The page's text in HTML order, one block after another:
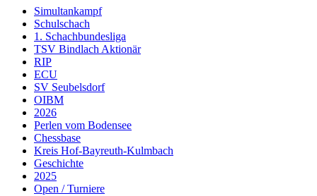
Simultankampf
Schulschach
1. Schachbundesliga
TSV Bindlach Aktionär
RIP
ECU
SV Seubelsdorf
OIBM
2026
Perlen vom Bodensee
Chessbase
Kreis Hof-Bayreuth-Kulmbach
Geschichte
2025
Open / Turniere